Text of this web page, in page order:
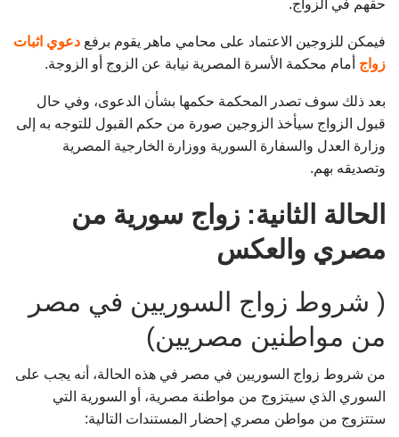
حقهم في الزواج.
فيمكن للزوجين الاعتماد على محامي ماهر يقوم برفع دعوي اثبات
زواج أمام محكمة الأسرة المصرية نيابة عن الزوج أو الزوجة.
بعد ذلك سوف تصدر المحكمة حكمها بشأن الدعوى، وفي حال
قبول الزواج سيأخذ الزوجين صورة من حكم القبول للتوجه به إلى
وزارة العدل والسفارة السورية ووزارة الخارجية المصرية
وتصديقه بهم.
الحالة الثانية: زواج سورية من
مصري والعكس
( شروط زواج السوريين في مصر
من مواطنين مصريين)
من شروط زواج السوريين في مصر في هذه الحالة، أنه يجب على
السوري الذي سيتزوج من مواطنة مصرية، أو السورية التي
ستتزوج من مواطن مصري إحضار المستندات التالية: